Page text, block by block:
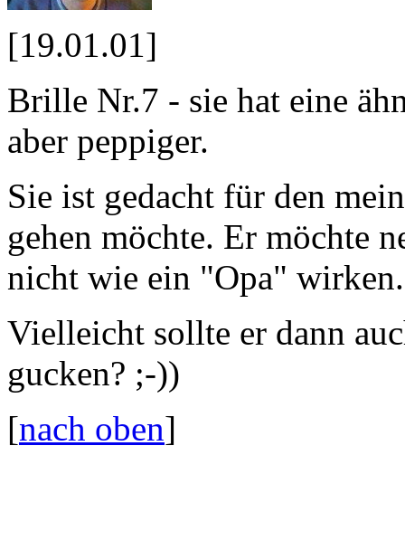
[19.01.01]
Brille Nr.7 - sie hat eine
aber peppiger.
Sie ist gedacht für den
gehen möchte. Er möchte
nicht wie ein "Opa" wirken.
Vielleicht sollte er dann
gucken? ;-))
[nach oben]